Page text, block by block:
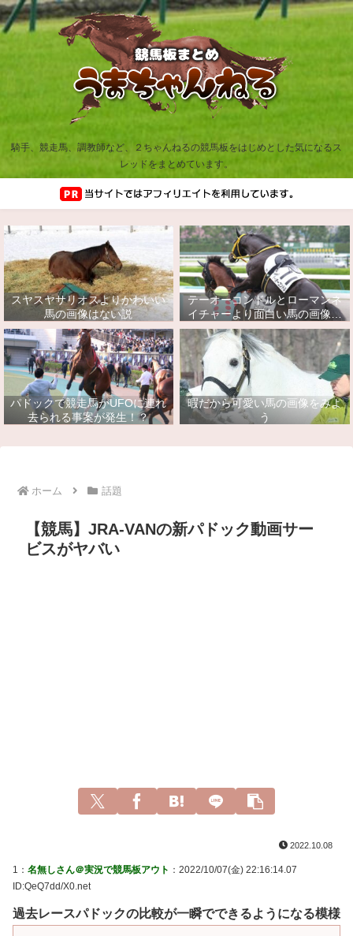
騎手、競走馬、調教師など、２ちゃんねるの競馬板をはじめとした気になるス
レッドをまとめています。
スヤスヤサリオスよりかわいい
馬の画像はない説
テーオーコンドルとローマンネ
イチャーより面白い馬の画像っ
てあるの？
パドックで競走馬がUFOに連れ
去られる事案が発生！？
暇だから可愛い馬の画像をみよ
う
ホーム 話題
【競馬】JRA-VANの新パドック動画サー
ビスがヤバい
2022.10.08
1： 名無しさん＠実況で競馬板アウト ：2022/10/07(金) 22:16:14.07
ID:QeQ7dd/X0.net
過去レースパドックの比較が一瞬でできるようになる模様